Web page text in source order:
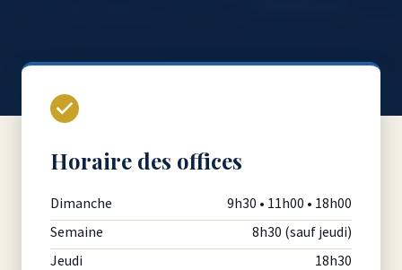
Horaire des offices
Dimanche
9h30 • 11h00 • 18h00
Semaine
8h30 (sauf jeudi)
Jeudi
18h30